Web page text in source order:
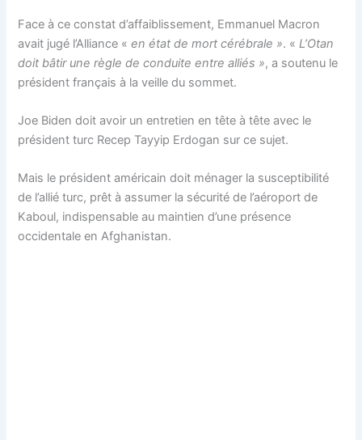
Face à ce constat d’affaiblissement, Emmanuel Macron
avait jugé l’Alliance «en état de mort cérébrale ». «L’Otan
doit bâtir une règle de conduite entre alliés », a soutenu le
président français à la veille du sommet.
Joe Biden doit avoir un entretien en tête à tête avec le
président turc Recep Tayyip Erdogan sur ce sujet.
Mais le président américain doit ménager la susceptibilité
de l’allié turc, prêt à assumer la sécurité de l’aéroport de
Kaboul, indispensable au maintien d’une présence
occidentale en Afghanistan.